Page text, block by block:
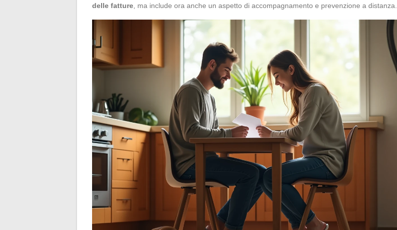
delle fatture, ma include ora anche un aspetto di accompagnamento e prevenzione a distanza.